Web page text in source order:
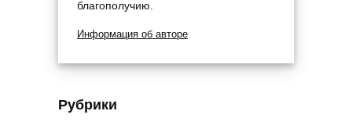
благополучию.
Информация об авторе
Рубрики